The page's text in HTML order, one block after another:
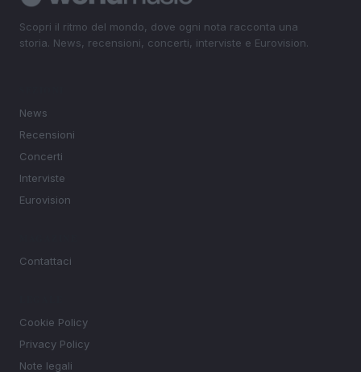
Scopri il ritmo del mondo, dove ogni nota racconta una
storia. News, recensioni, concerti, interviste e Eurovision.
News
Recensioni
Concerti
Interviste
Eurovision
Contattaci
Cookie Policy
Privacy Policy
Note legali